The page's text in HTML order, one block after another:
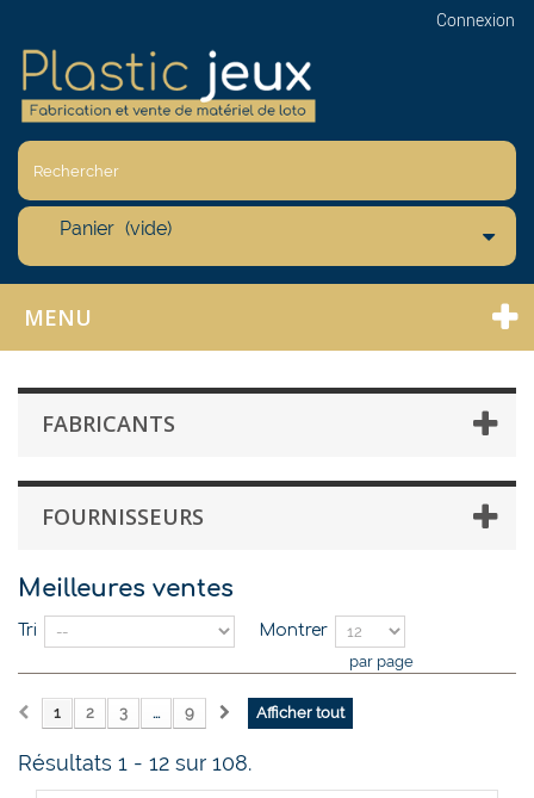
Connexion
Panier (vide)
MENU
FABRICANTS
FOURNISSEURS
Meilleures ventes
Tri
Montrer
par page
Afficher tout
1 2 3 ... 9
Résultats 1 - 12 sur 108.